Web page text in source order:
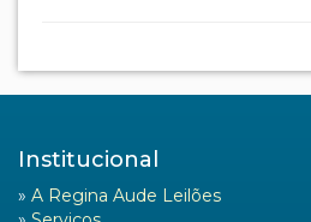
Institucional
» A Regina Aude Leilões